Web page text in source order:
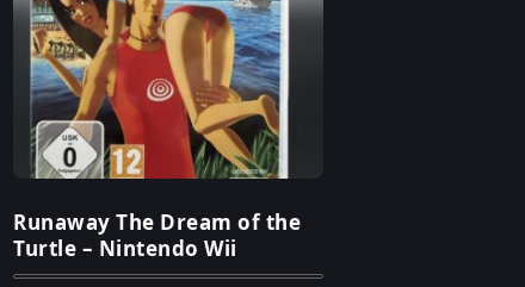
Runaway The Dream of the
Turtle – Nintendo Wii